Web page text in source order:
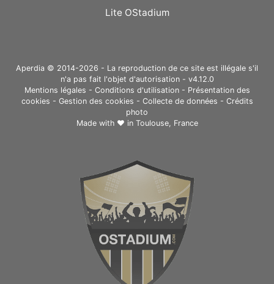
Lite OStadium
Aperdia © 2014-2026 - La reproduction de ce site est illégale s'il
n'a pas fait l'objet d'autorisation - v4.12.0
Mentions légales - Conditions d'utilisation- Présentation des
cookies - Gestion des cookies - Collecte de données - Crédits
photo
Made with ❤ in Toulouse, France